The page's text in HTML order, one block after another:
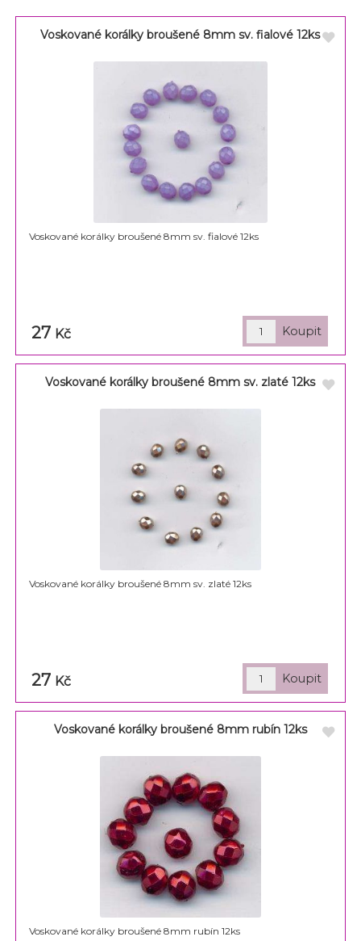
Voskované korálky broušené 8mm sv. fialové 12ks
Voskované korálky broušené 8mm sv. fialové 12ks
27 Kč
Voskované korálky broušené 8mm sv. zlaté 12ks
Voskované korálky broušené 8mm sv. zlaté 12ks
27 Kč
Voskované korálky broušené 8mm rubín 12ks
Voskované korálky broušené 8mm rubín 12ks